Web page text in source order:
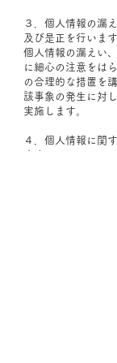
３．個人情報の漏
及び是正を行います
個人情報の漏えい
に細心の注意をは
の合理的な措置を
該事象の発生に対
実施します。
４．個人情報に関
ます。